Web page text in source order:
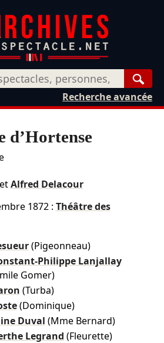
Recherche avancée
d’Hortense
Alfred Delacour
1872: Théâtre des
(Pigeonneau)
Philippe Lanjallay
Gomer)
(Turba)
(Dominique)
Duval (Mme Bernard)
Legrand (Fleurette)